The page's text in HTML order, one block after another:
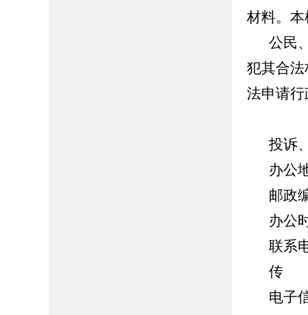
材料。
公民
犯其合
法申请
投诉
办公
邮政
办公
联系
传
电子